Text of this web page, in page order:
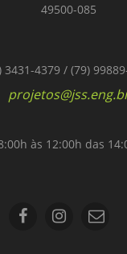
49500-085
3431-4379 / (79)
8:00h às 12:00h das